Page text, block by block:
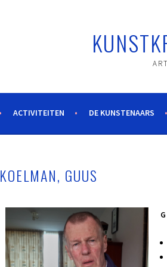
ACTIVITEITEN DE KUNSTENAARS
KOELMAN, GUUS